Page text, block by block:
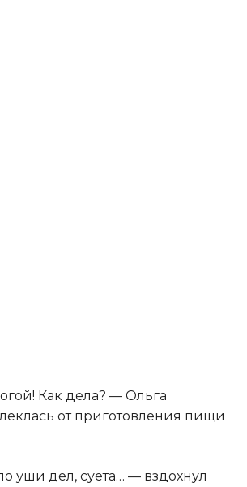
Как дела? — Ольга
от приготовления пищи
уши дел, суета… — вздохнул